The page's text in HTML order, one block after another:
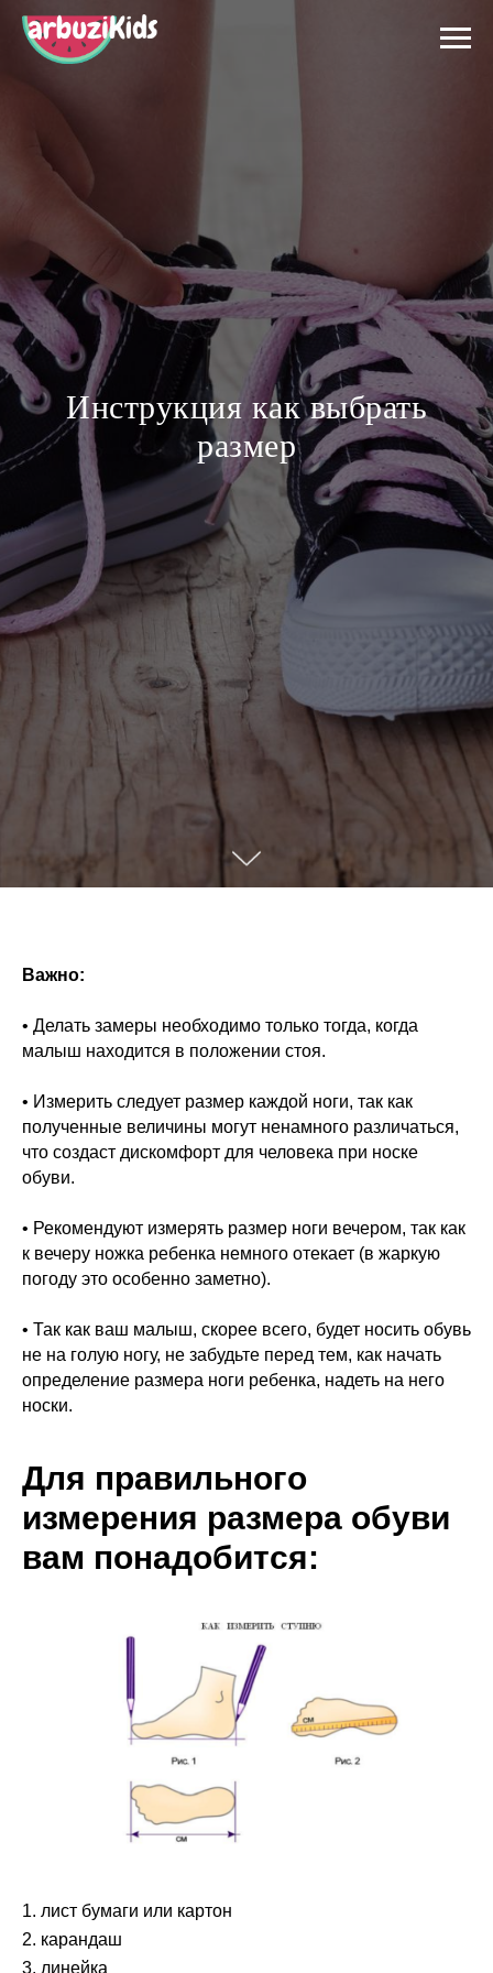
Инструкция как выбрать
размер
Важно:
• Делать замеры необходимо только тогда, когда
малыш находится в положении стоя.
• Измерить следует размер каждой ноги, так как
полученные величины могут ненамного различаться,
что создаст дискомфорт для человека при носке
обуви.
• Рекомендуют измерять размер ноги вечером, так как
к вечеру ножка ребенка немного отекает (в жаркую
погоду это особенно заметно).
• Так как ваш малыш, скорее всего, будет носить обувь
не на голую ногу, не забудьте перед тем, как начать
определение размера ноги ребенка, надеть на него
носки.
Для правильного
измерения размера обуви
вам понадобится:
1. лист бумаги или картон
2. карандаш
3. линейка